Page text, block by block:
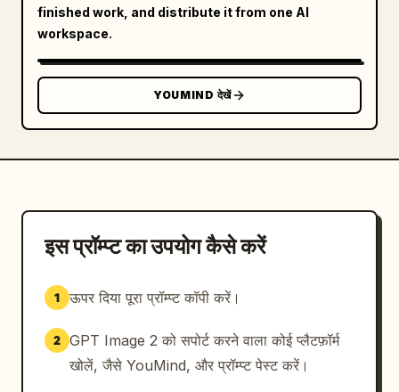
finished work, and distribute it from one AI
workspace.
YOUMIND देखें
इस प्रॉम्प्ट का उपयोग कैसे करें
1 ऊपर दिया पूरा प्रॉम्प्ट कॉपी करें।
2 GPT Image 2 को सपोर्ट करने वाला कोई प्लैटफ़ॉर्म
खोलें, जैसे YouMind, और प्रॉम्प्ट पेस्ट करें।